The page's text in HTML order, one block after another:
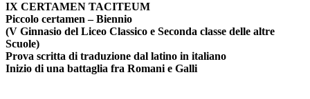
IX CERTAMEN TACITEUM
Piccolo certamen – Biennio
(V Ginnasio del Liceo Classico e Seconda classe delle altre
Scuole)
Prova scritta di traduzione dal latino in italiano
Inizio di una battaglia fra Romani e Galli